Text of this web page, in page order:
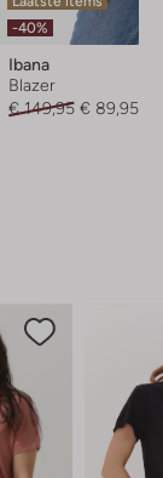
-40%
Ibana
Blazer
€ 149,95 € 89,95